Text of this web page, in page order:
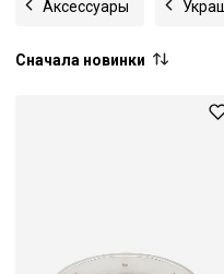
Аксессуары
Сначала новинки